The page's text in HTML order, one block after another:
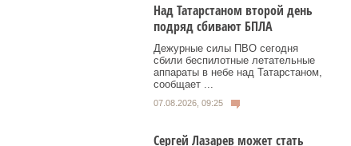
Над Татарстаном второй день
подряд сбивают БПЛА
Дежурные силы ПВО сегодня
сбили беспилотные летательные
аппараты в небе над Татарстаном,
сообщает ...
07.08.2026, 09:25
Сергей Лазарев может стать